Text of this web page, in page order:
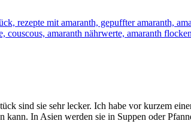
sind sie sehr lecker. Ich habe vor kurzem
kann. In Asien werden sie in Suppen oder